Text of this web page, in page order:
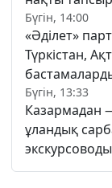
Бүгін, 14:00
«Әділет»
Түркістан,
Бүгін, 13:33
Казармадан
ұландық